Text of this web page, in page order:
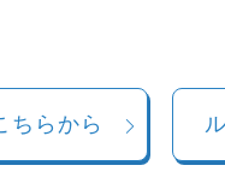
ちらから